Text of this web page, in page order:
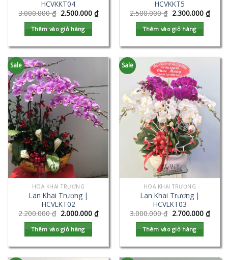
HCVKKT04
3.000.000₫ 2.500.000 ₫
Thêm vào giỏ hàng
HCVKKT5
2.500.000₫ 2.300.000 ₫
Thêm vào giỏ hàng
Sale
HOA KHAI TRƯƠNG
Lan Khai Trương |
HCVLKT02
2.200.000₫ 2.000.000 ₫
Thêm vào giỏ hàng
Sale
HOA KHAI TRƯƠNG
Lan Khai Trương |
HCVLKT03
3.000.000₫ 2.700.000 ₫
Thêm vào giỏ hàng